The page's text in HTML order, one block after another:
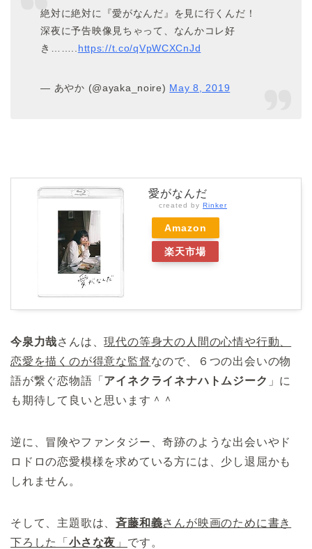
絶対に絶対に『愛がなんだ』を見に行くんだ！
深夜に予告映像見ちゃって、なんかコレ好
き…….. https://t.co/qVpWCXCnJd
— あやか (@ayaka_noire) May 8, 2019
愛がなんだ
created by Rinker
Amazon
楽天市場
今泉力哉さんは、現代の等身大の人間の心情や行動、
恋愛を描くのが得意な監督なので、６つの出会いの物
語が繋ぐ恋物語「 アイネクライネナハトムジーク 」に
も期待して良いと思います＾＾
逆に、冒険やファンタジー、奇跡のような出会いやド
ロドロの恋愛模様を求めている方には、少し退屈かも
しれません。
そして、主題歌は、斉藤和義さんが映画のために書き
下ろした「 小さな夜 」 です。